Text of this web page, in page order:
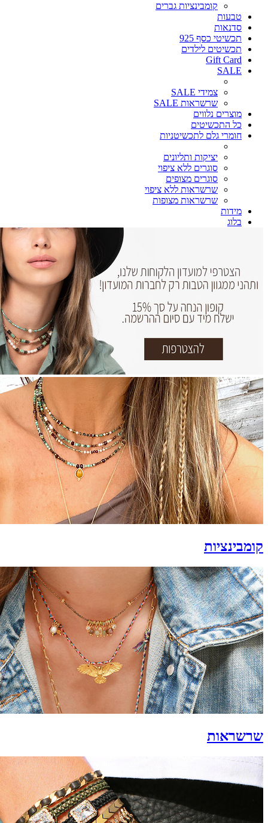
קומבינציות גברים
טבעות
סדנאות
תכשיטי כסף 925
תכשיטים לילדים
Gift Card
SALE
צמידי SALE
שרשראות SALE
מוצרים נלווים
כל התכשיטים
חומרי גלם לתכשיטניות
יציקות ותליונים
סוגרים ללא ציפוי
סוגרים מצופים
שרשראות ללא ציפוי
שרשראות מצופות
מידות
בלוג
קומבינציות
שרשראות